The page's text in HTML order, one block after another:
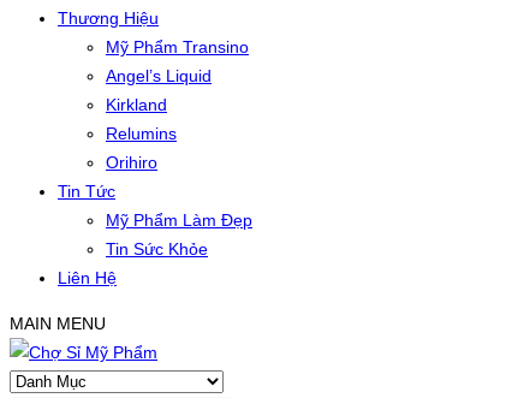
Thương Hiệu
Mỹ Phẩm Transino
Angel’s Liquid
Kirkland
Relumins
Orihiro
Tin Tức
Mỹ Phẩm Làm Đẹp
Tin Sức Khỏe
Liên Hệ
MAIN MENU